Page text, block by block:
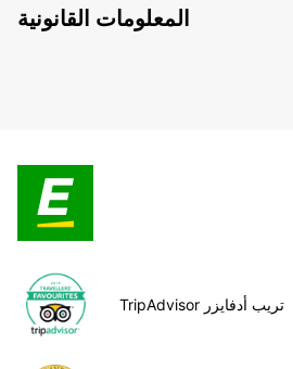
المعلومات القانونية
TripAdvisor تريب أدفايزر